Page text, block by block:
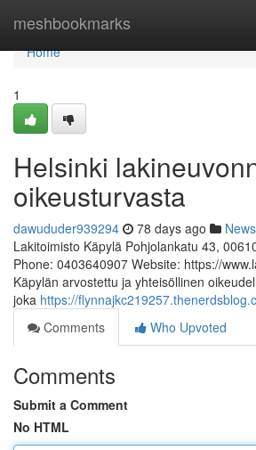
meshbookmarks
Home
Home
1
Helsinki
oikeusturvasta
dawududer939294 78 days ago News
Lakitoimisto Käpylä Pohjolankatu 43,
Phone: 0403640907 Website: https://
Käpylän arvostettu ja yhteisöllinen
joka https://
Comments
Who Upvoted
Comments
Submit a Comment
No HTML